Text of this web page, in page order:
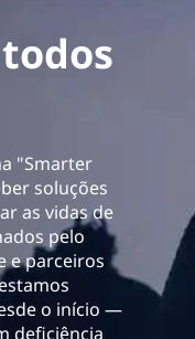
"Smarter
soluções
as vidas de
pelo
e parceiros
o início —
deficiência